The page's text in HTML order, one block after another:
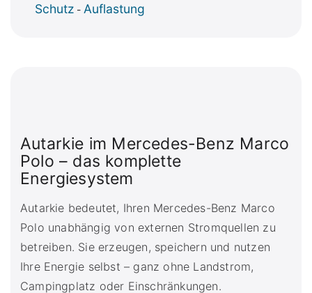
Schutz - Auflastung
Autarkie im Mercedes-Benz Marco
Polo – das komplette
Energiesystem
Autarkie bedeutet, Ihren Mercedes-Benz Marco
Polo unabhängig von externen Stromquellen zu
betreiben. Sie erzeugen, speichern und nutzen
Ihre Energie selbst – ganz ohne Landstrom,
Campingplatz oder Einschränkungen.